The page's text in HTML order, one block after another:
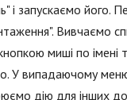
і запускаємо його.
Вивчаємо
миші по імені
У випадаючому
дію для інших